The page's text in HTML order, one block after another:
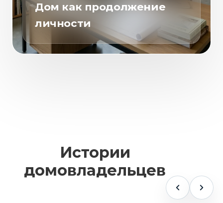
Дом как продолжение
личности
Истории
домовладельцев